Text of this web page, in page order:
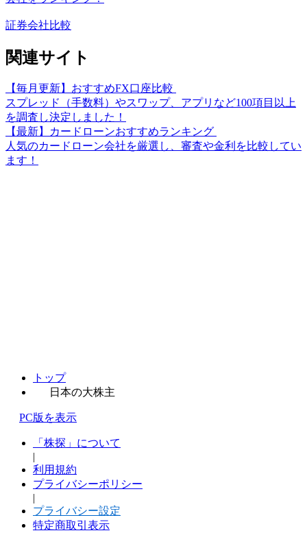
証券会社比較
関連サイト
【毎月更新】おすすめFX口座比較
スプレッド（手数料）やスワップ、アプリなど100項目以上
を調査し決定しました！
【最新】カードローンおすすめランキング
人気のカードローン会社を厳選し、審査や金利を比較してい
ます！
トップ
日本の大株主
PC版を表示
「株探」について
|
利用規約
プライバシーポリシー
|
プライバシー設定
特定商取引表示